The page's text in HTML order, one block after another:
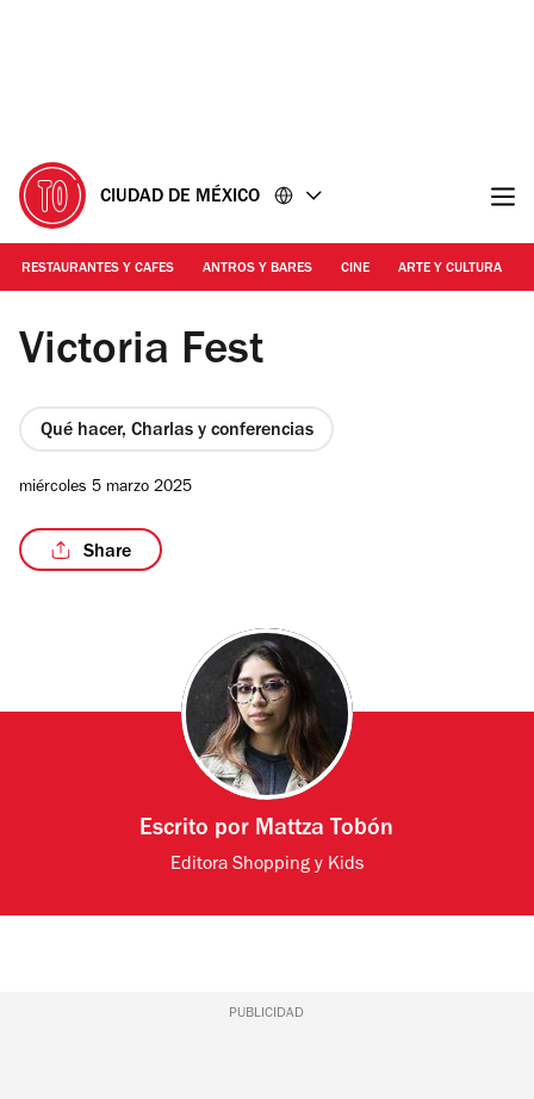
CIUDAD DE MÉXICO
RESTAURANTES Y CAFES ANTROS Y BARES CINE ARTE Y CULTURA
Foto: Cortesía Victoria Fest
Victoria Fest
Qué hacer, Charlas y conferencias
miércoles 5 marzo 2025
Share
Escrito por Mattza Tobón
Editora Shopping y Kids
PUBLICIDAD